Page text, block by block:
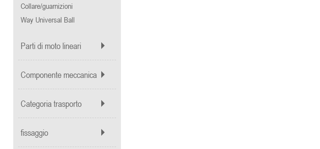
Collare/guarnizioni
Way Universal Ball
Parti di moto lineari
Componente meccanica
Categoria trasporto
fissaggio